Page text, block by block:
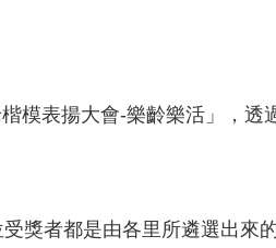
模表揚大會-樂齡樂活」，透
獎者都是由各里所遴選出來